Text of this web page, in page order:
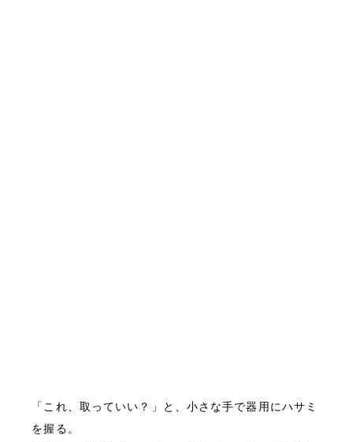
「これ、取っていい？」と、小さな手で器用にハサミ
を握る。